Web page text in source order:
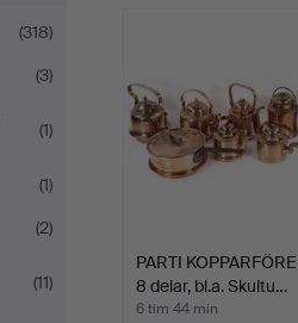
(318)
(3)
(1)
(1)
(2)
(11)
PARTI
8 delar, bl.a. Skultu…
6 tim 44 min